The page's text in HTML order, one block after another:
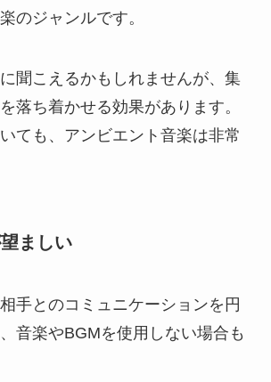
のジャンルです。
聞こえるかもしれませんが、集
落ち着かせる効果があります。
ても、アンビエント音楽は非常
ましい
手とのコミュニケーションを円
音楽やBGMを使用しない場合も